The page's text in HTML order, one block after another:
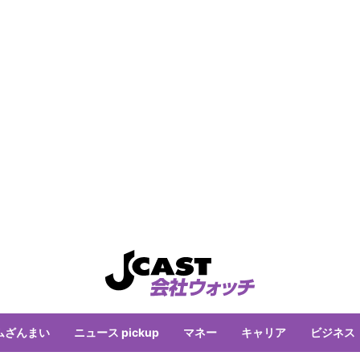
ざんまい ニュース pickup マネー キャリア ビジネス